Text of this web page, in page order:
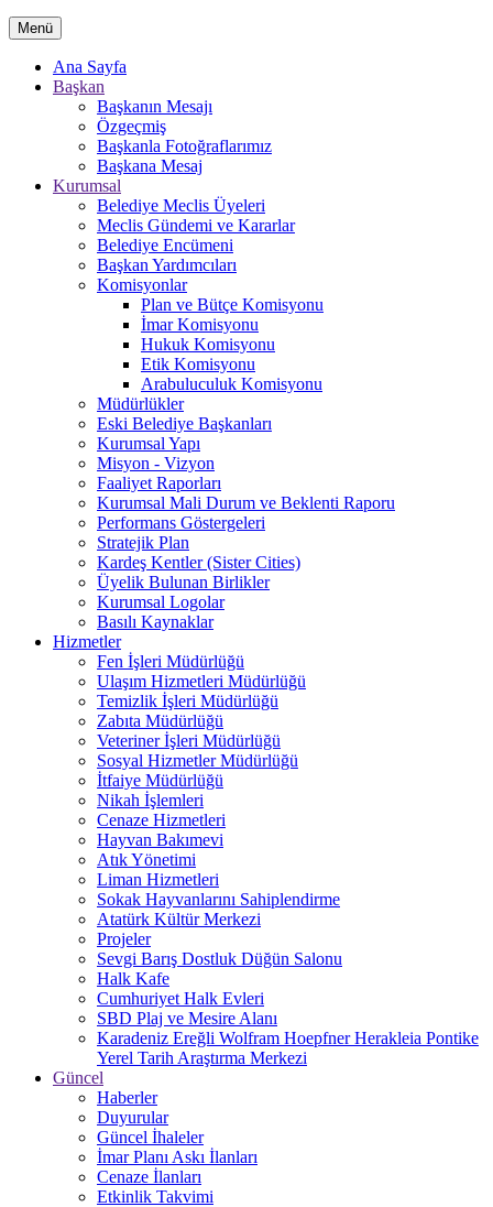
Menü
Ana Sayfa
Başkan
Başkanın Mesajı
Özgeçmiş
Başkanla Fotoğraflarımız
Başkana Mesaj
Kurumsal
Belediye Meclis Üyeleri
Meclis Gündemi ve Kararlar
Belediye Encümeni
Başkan Yardımcıları
Komisyonlar
Plan ve Bütçe Komisyonu
İmar Komisyonu
Hukuk Komisyonu
Etik Komisyonu
Arabuluculuk Komisyonu
Müdürlükler
Eski Belediye Başkanları
Kurumsal Yapı
Misyon - Vizyon
Faaliyet Raporları
Kurumsal Mali Durum ve Beklenti Raporu
Performans Göstergeleri
Stratejik Plan
Kardeş Kentler (Sister Cities)
Üyelik Bulunan Birlikler
Kurumsal Logolar
Basılı Kaynaklar
Hizmetler
Fen İşleri Müdürlüğü
Ulaşım Hizmetleri Müdürlüğü
Temizlik İşleri Müdürlüğü
Zabıta Müdürlüğü
Veteriner İşleri Müdürlüğü
Sosyal Hizmetler Müdürlüğü
İtfaiye Müdürlüğü
Nikah İşlemleri
Cenaze Hizmetleri
Hayvan Bakımevi
Atık Yönetimi
Liman Hizmetleri
Sokak Hayvanlarını Sahiplendirme
Atatürk Kültür Merkezi
Projeler
Sevgi Barış Dostluk Düğün Salonu
Halk Kafe
Cumhuriyet Halk Evleri
SBD Plaj ve Mesire Alanı
Karadeniz Ereğli Wolfram Hoepfner Herakleia Pontike
Yerel Tarih Araştırma Merkezi
Güncel
Haberler
Duyurular
Güncel İhaleler
İmar Planı Askı İlanları
Cenaze İlanları
Etkinlik Takvimi